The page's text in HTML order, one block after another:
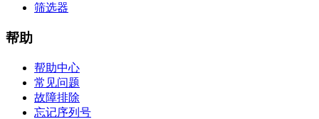
筛选器
帮助
帮助中心
常见问题
故障排除
忘记序列号